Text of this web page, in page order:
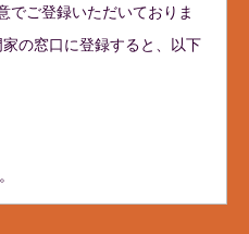
でご登録いただいておりま
家の窓口に登録すると、以下